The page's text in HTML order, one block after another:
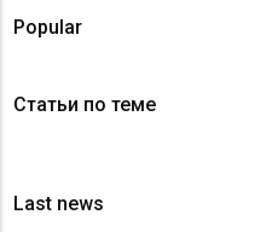
Popular
Статьи по теме
Last news